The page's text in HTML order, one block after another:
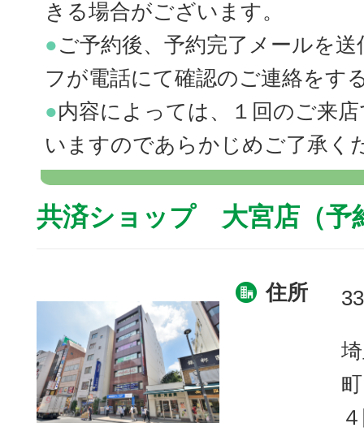
きる場合がございます。
●ご予約後、予約完了メールを
フが電話にて確認のご連絡をす
●内容によっては、１回のご来
いますのであらかじめご了承く
共済ショップ 大宮店（予
住所